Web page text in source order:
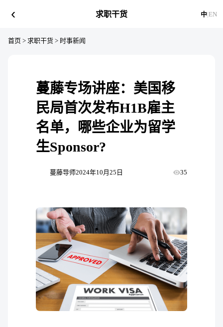
‹ 求职干货 中|EN
首页 > 求职干货 > 时事新闻
蔓藤专场讲座：美国移
民局首次发布H1B雇主
名单，哪些企业为留学
生Sponsor?
蔓藤导师2024年10月25日 35